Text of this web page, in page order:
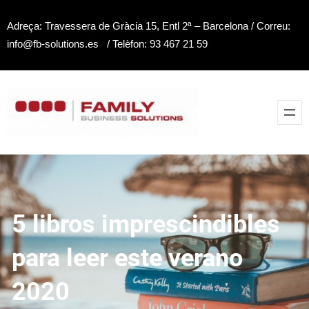
al
contenido
Adreça: Travessera de Gràcia 15, Entl 2ª – Barcelona / Correu:
info@fb-solutions.es / Telèfon: 93 467 21 59
5 libros imprescindibles
para leer este verano
2020